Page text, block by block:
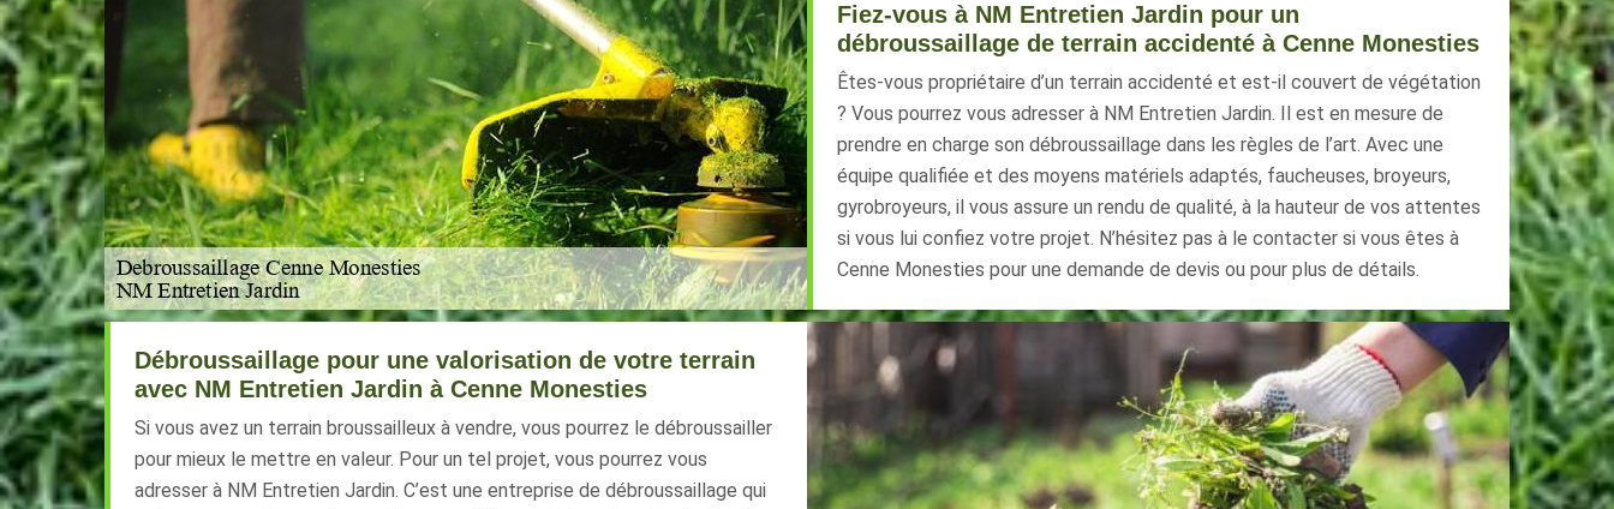
Fiez-vous à NM Entretien Jardin pour un
débroussaillage de terrain accidenté à Cenne Monesties
Êtes-vous propriétaire d’un terrain accidenté et est-il couvert de végétation
? Vous pourrez vous adresser à NM Entretien Jardin. Il est en mesure de
prendre en charge son débroussaillage dans les règles de l’art. Avec une
équipe qualifiée et des moyens matériels adaptés, faucheuses, broyeurs,
gyrobroyeurs, il vous assure un rendu de qualité, à la hauteur de vos attentes
si vous lui confiez votre projet. N’hésitez pas à le contacter si vous êtes à
Cenne Monesties pour une demande de devis ou pour plus de détails.
Débroussaillage pour une valorisation de votre terrain
avec NM Entretien Jardin à Cenne Monesties
Si vous avez un terrain broussailleux à vendre, vous pourrez le débroussailler
pour mieux le mettre en valeur. Pour un tel projet, vous pourrez vous
adresser à NM Entretien Jardin. C’est une entreprise de débroussaillage qui